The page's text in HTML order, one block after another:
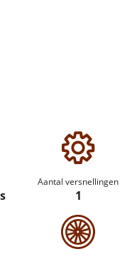
Aantal versnellingen
1